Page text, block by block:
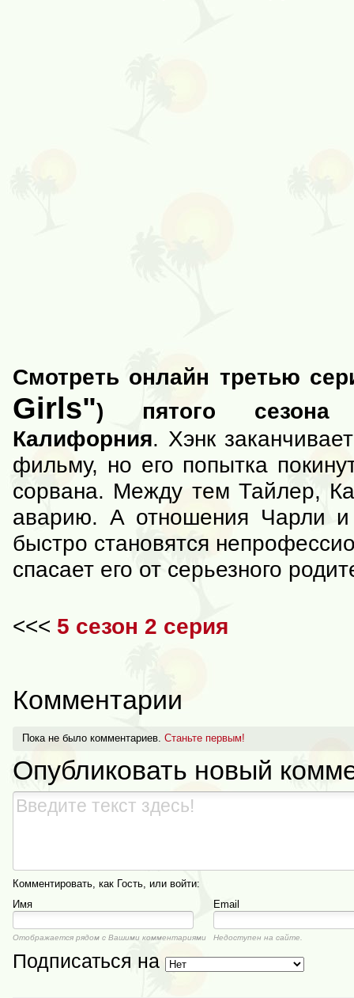
Смотреть онлайн третью
Girls") пятого сезона
Калифорния. Хэнк
фильму, но его попытка
сорвана. Между тем Тайлер,
аварию. А отношения Чарли и
быстро становятся
спасает его от серьезного
<<< 5 сезон 2 серия
Комментарии
Пока не было комментариев. Станьте первым!
Опубликовать новый
Комментировать, как Гость, или войти:
Имя
Email
Отображается рядом с Вашими комментариями Недоступен на сайте.
Подписаться на